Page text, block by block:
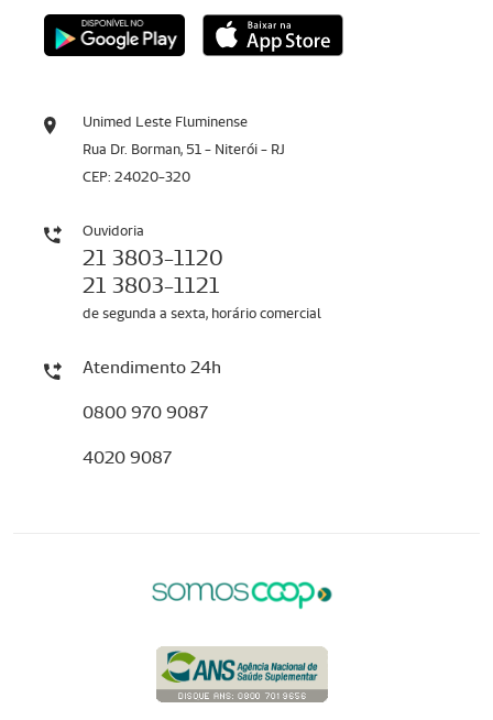
Unimed Leste Fluminense
Rua Dr. Borman, 51 - Niterói - RJ
CEP: 24020-320
Ouvidoria
21 3803-1120
21 3803-1121
de segunda a sexta, horário comercial
Atendimento 24h
0800 970 9087
4020 9087